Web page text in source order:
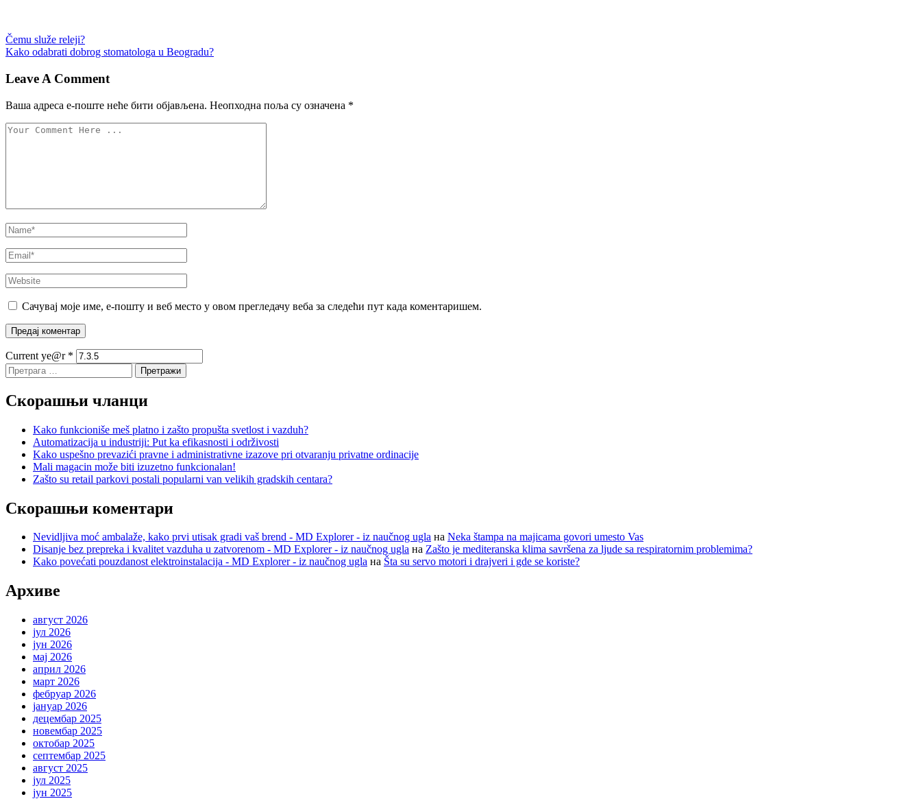
Управљање
објавама
Čemu služe releji?
Kako odabrati dobrog stomatologa u Beogradu?
Leave A Comment
Ваша адреса е-поште неће бити објављена. Неопходна поља су означена *
Сачувај моје име, е-пошту и веб место у овом прегледачу веба за следећи пут када коментаришем.
Current ye@r *
Претрага
за:
Скорашњи чланци
Kako funkcioniše meš platno i zašto propušta svetlost i vazduh?
Automatizacija u industriji: Put ka efikasnosti i održivosti
Kako uspešno prevazići pravne i administrativne izazove pri otvaranju privatne ordinacije
Mali magacin može biti izuzetno funkcionalan!
Zašto su retail parkovi postali popularni van velikih gradskih centara?
Скорашњи коментари
Nevidljiva moć ambalaže, kako prvi utisak gradi vaš brend - MD Explorer - iz naučnog ugla на Neka štampa na majicama govori umesto Vas
Disanje bez prepreka i kvalitet vazduha u zatvorenom - MD Explorer - iz naučnog ugla на Zašto je mediteranska klima savršena za ljude sa respiratornim problemima?
Kako povećati pouzdanost elektroinstalacija - MD Explorer - iz naučnog ugla на Šta su servo motori i drajveri i gde se koriste?
Архиве
август 2026
јул 2026
јун 2026
мај 2026
април 2026
март 2026
фебруар 2026
јануар 2026
децембар 2025
новембар 2025
октобар 2025
септембар 2025
август 2025
јул 2025
јун 2025